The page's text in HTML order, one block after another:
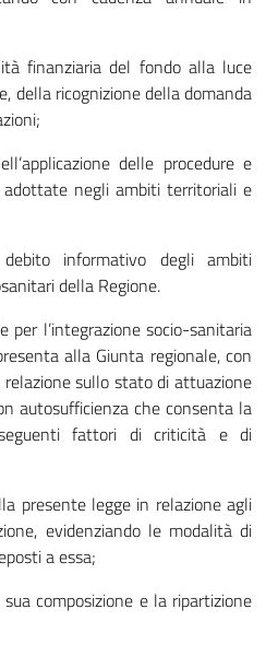
finanziaria del fondo alla luce
della ricognizione della domanda
delle procedure e
negli ambiti territoriali e
informativo degli ambiti
della Regione.
per l’integrazione socio-sanitaria
alla Giunta regionale, con
sullo stato di attuazione
autosufficienza che consenta la
fattori di criticità e di
presente legge in relazione agli
evidenziando le modalità di
a essa;
composizione e la ripartizione